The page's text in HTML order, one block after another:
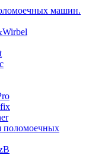
машин.
поломоечных